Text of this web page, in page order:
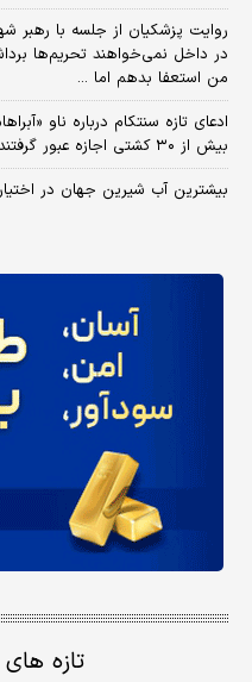
روایت پزشکیان از جلسه با رهبر
در داخل نمی‌خواهند تحریم‌ها
من استعفا بدهم اما ...
ادعای تازه سنتکام درباره ناو
بیش از ۳۰ کشتی اجازه عبور گرفتند
بیشترین آب شیرین جهان در
تازه